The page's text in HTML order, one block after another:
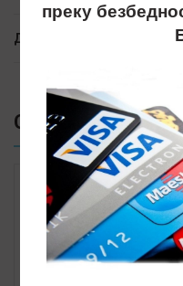
ДОСТАВА
СЛИЧНИ
преку